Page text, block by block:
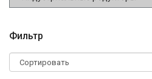
Фильтр